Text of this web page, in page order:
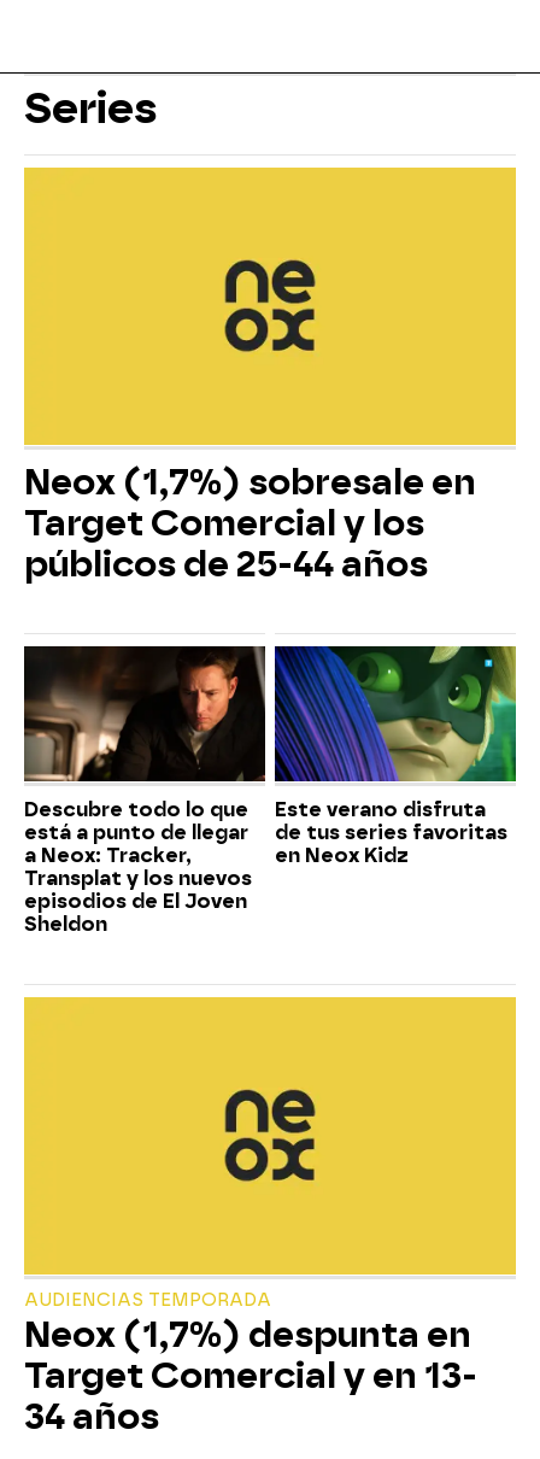
Series
Neox (1,7%) sobresale en
Target Comercial y los
públicos de 25-44 años
Descubre todo lo que
está a punto de llegar
a Neox: Tracker,
Transplat y los nuevos
episodios de El Joven
Sheldon
Este verano disfruta
de tus series favoritas
en Neox Kidz
AUDIENCIAS TEMPORADA
Neox (1,7%) despunta en
Target Comercial y en 13-
34 años